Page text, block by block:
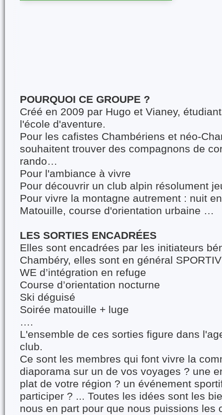
POURQUOI CE GROUPE ?
Créé en 2009 par Hugo et Vianey,
l'école d'aventure.
Pour les cafistes Chambériens et néo-
souhaitent trouver des compagnons de
rando…
Pour l'ambiance à vivre
Pour découvrir un club alpin résolument
Pour vivre la montagne autrement : nuit
Matouille, course d'orientation urbaine …
LES SORTIES ENCADRÉES
Elles sont encadrées par les initiateurs
Chambéry, elles sont en général
WE d’intégration en refuge
Course d’orientation nocturne
Ski déguisé
Soirée matouille + luge
….
L'ensemble de ces sorties figure dans
club.
Ce sont les membres qui font vivre la
diaporama sur un de vos voyages ? une
plat de votre région ? un événement
participer ? ... Toutes les idées sont les
nous en part pour que nous puissions les